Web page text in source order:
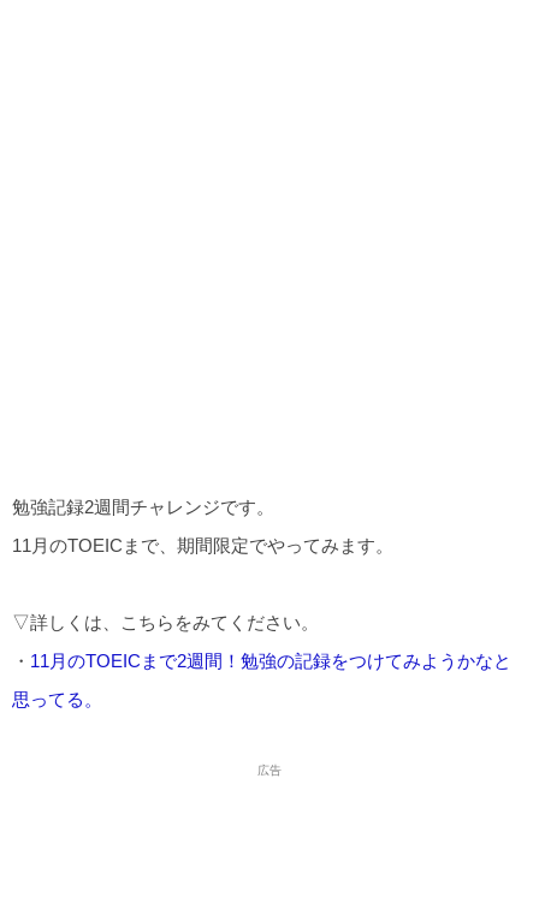
勉強記録2週間チャレンジです。
11月のTOEICまで、期間限定でやってみます。
▽詳しくは、こちらをみてください。
・ 11月のTOEICまで2週間！勉強の記録をつけてみようかなと
思ってる。
広告